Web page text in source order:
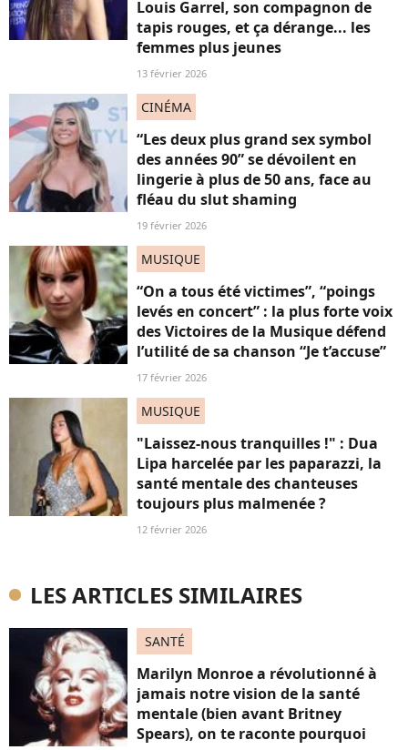
Louis Garrel, son compagnon de
tapis rouges, et ça dérange... les
femmes plus jeunes
13 février 2026
CINÉMA
“Les deux plus grand sex symbol
des années 90” se dévoilent en
lingerie à plus de 50 ans, face au
fléau du slut shaming
19 février 2026
MUSIQUE
“On a tous été victimes”, “poings
levés en concert” : la plus forte voix
des Victoires de la Musique défend
l’utilité de sa chanson “Je t’accuse”
17 février 2026
MUSIQUE
"Laissez-nous tranquilles !" : Dua
Lipa harcelée par les paparazzi, la
santé mentale des chanteuses
toujours plus malmenée ?
12 février 2026
LES ARTICLES SIMILAIRES
SANTÉ
Marilyn Monroe a révolutionné à
jamais notre vision de la santé
mentale (bien avant Britney
Spears), on te raconte pourquoi